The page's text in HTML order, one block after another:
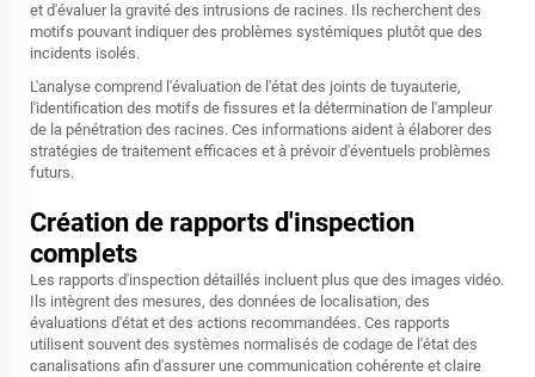
et d'évaluer la gravité des intrusions de racines. Ils recherchent des
motifs pouvant indiquer des problèmes systémiques plutôt que des
incidents isolés.
L'analyse comprend l'évaluation de l'état des joints de tuyauterie,
l'identification des motifs de fissures et la détermination de l'ampleur
de la pénétration des racines. Ces informations aident à élaborer des
stratégies de traitement efficaces et à prévoir d'éventuels problèmes
futurs.
Création de rapports d'inspection
complets
Les rapports d'inspection détaillés incluent plus que des images vidéo.
Ils intègrent des mesures, des données de localisation, des
évaluations d'état et des actions recommandées. Ces rapports
utilisent souvent des systèmes normalisés de codage de l'état des
canalisations afin d'assurer une communication cohérente et claire